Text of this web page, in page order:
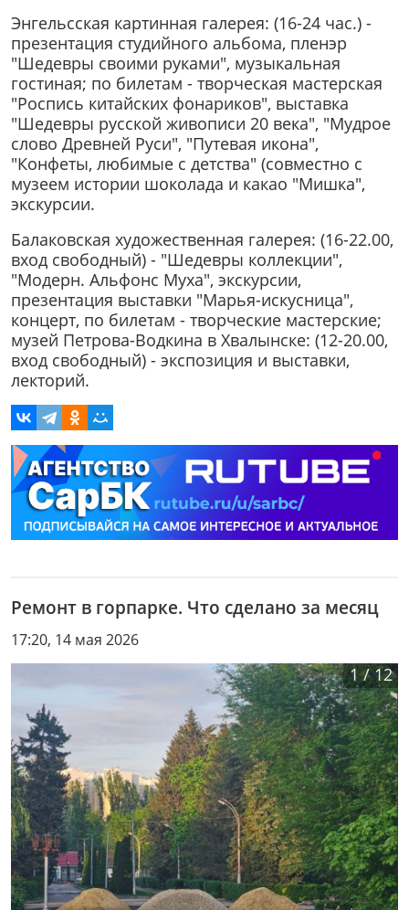
Энгельсская картинная галерея: (16-24 час.) -
презентация студийного альбома, пленэр
"Шедевры своими руками", музыкальная
гостиная; по билетам - творческая мастерская
"Роспись китайских фонариков", выставка
"Шедевры русской живописи 20 века", "Мудрое
слово Древней Руси", "Путевая икона",
"Конфеты, любимые с детства" (совместно с
музеем истории шоколада и какао "Мишка",
экскурсии.
Балаковская художественная галерея: (16-22.00,
вход свободный) - "Шедевры коллекции",
"Модерн. Альфонс Муха", экскурсии,
презентация выставки "Марья-искусница",
концерт, по билетам - творческие мастерские;
музей Петрова-Водкина в Хвалынске: (12-20.00,
вход свободный) - экспозиция и выставки,
лекторий.
Ремонт в горпарке. Что сделано за месяц
17:20, 14 мая 2026
1 /12